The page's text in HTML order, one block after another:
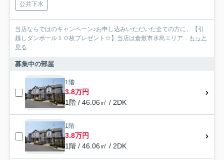
公共下水
当店ならではのキャンペーン♪お申し込みいただいた全ての方に、【引
越しダンボール１０枚プレゼント☆】当店は倉敷市水島エリア... もっと
見る
募集中の部屋
1階
3.8万円
1階 / 46.06㎡ / 2DK
1階
3.8万円
1階 / 46.06㎡ / 2DK